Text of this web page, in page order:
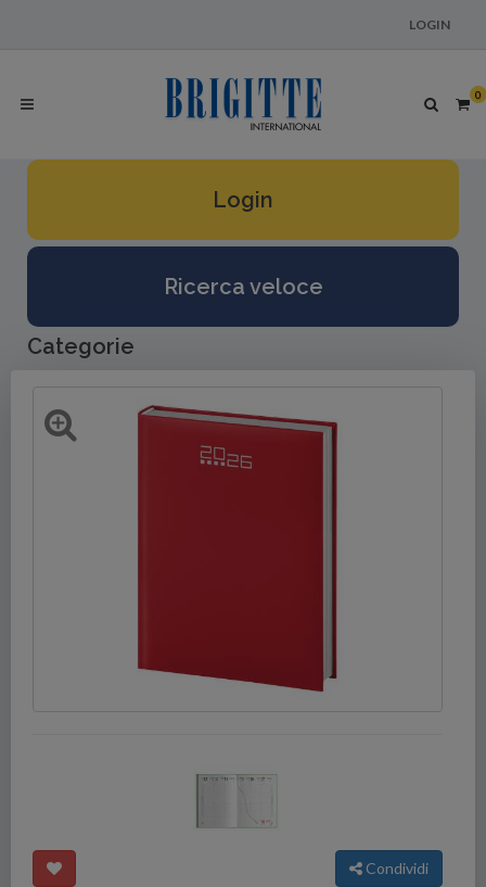
LOGIN
0
Login
Ricerca veloce
Categorie
Condividi